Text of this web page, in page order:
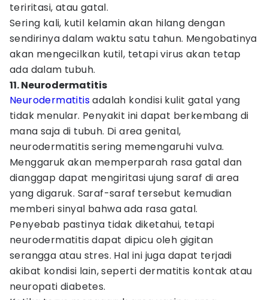
teriritasi, atau gatal.
Sering kali, kutil kelamin akan hilang dengan
sendirinya dalam waktu satu tahun. Mengobatinya
akan mengecilkan kutil, tetapi virus akan tetap
ada dalam tubuh.
11. Neurodermatitis
Neurodermatitisadalah kondisi kulit gatal yang
tidak menular. Penyakit ini dapat berkembang di
mana saja di tubuh. Di area genital,
neurodermatitis sering memengaruhi vulva.
Menggaruk akan memperparah rasa gatal dan
dianggap dapat mengiritasi ujung saraf di area
yang digaruk. Saraf-saraf tersebut kemudian
memberi sinyal bahwa ada rasa gatal.
Penyebab pastinya tidak diketahui, tetapi
neurodermatitis dapat dipicu oleh gigitan
serangga atau stres. Hal ini juga dapat terjadi
akibat kondisi lain, seperti dermatitis kontak atau
neuropati diabetes.